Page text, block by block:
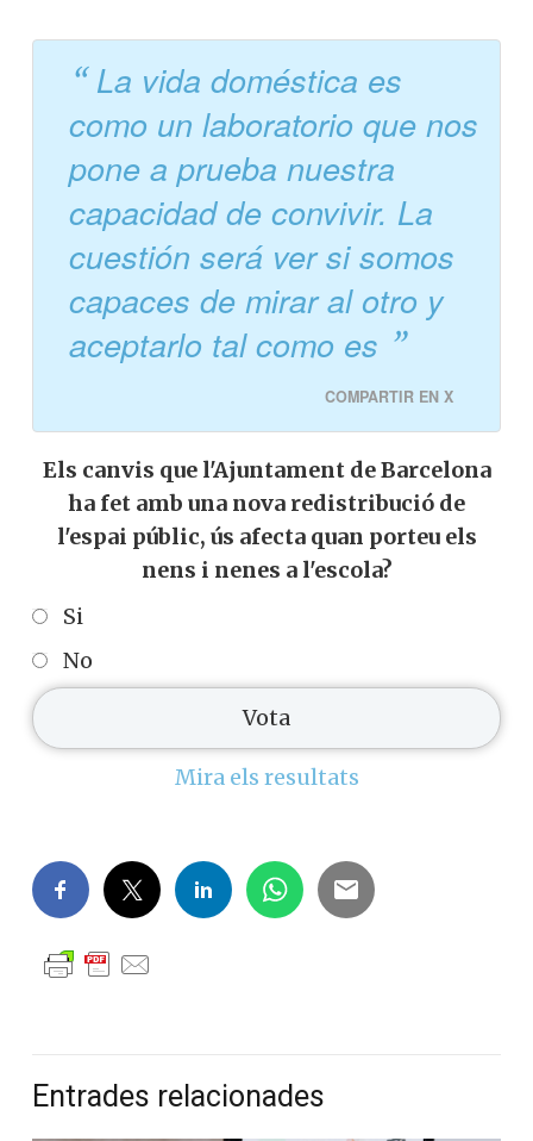
La vida doméstica es
como un laboratorio que nos
pone a prueba nuestra
capacidad de convivir. La
cuestión será ver si somos
capaces de mirar al otro y
aceptarlo tal como es
COMPARTIR EN X
Els canvis que l'Ajuntament de Barcelona
ha fet amb una nova redistribució de
l'espai públic, ús afecta quan porteu els
nens i nenes a l'escola?
Si
No
Mira els resultats
Entrades relacionades